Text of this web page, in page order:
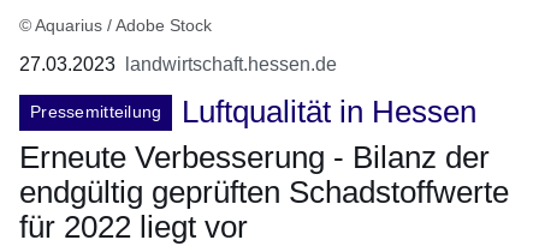
© Aquarius / Adobe Stock
27.03.2023 landwirtschaft.hessen.de
Pressemitteilung
Luftqualität in Hessen
Erneute Verbesserung - Bilanz der
endgültig geprüften Schadstoffwerte
für 2022 liegt vor